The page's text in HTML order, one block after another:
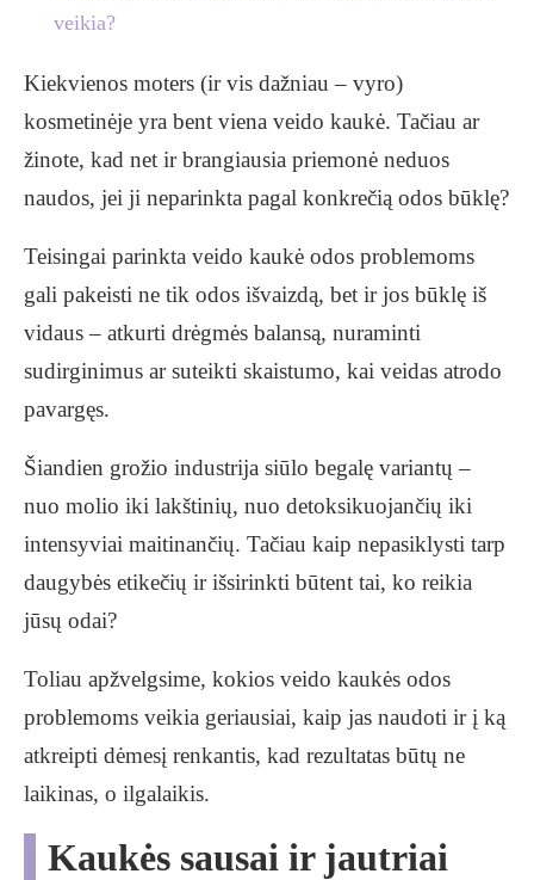
veikia?
Kiekvienos moters (ir vis dažniau – vyro)
kosmetinėje yra bent viena veido kaukė. Tačiau ar
žinote, kad net ir brangiausia priemonė neduos
naudos, jei ji neparinkta pagal konkrečią odos būklę?
Teisingai parinkta veido kaukė odos problemoms
gali pakeisti ne tik odos išvaizdą, bet ir jos būklę iš
vidaus – atkurti drėgmės balansą, nuraminti
sudirginimus ar suteikti skaistumo, kai veidas atrodo
pavargęs.
Šiandien grožio industrija siūlo begalę variantų –
nuo molio iki lakštinių, nuo detoksikuojančių iki
intensyviai maitinančių. Tačiau kaip nepasiklysti tarp
daugybės etikečių ir išsirinkti būtent tai, ko reikia
jūsų odai?
Toliau apžvelgsime, kokios veido kaukės odos
problemoms veikia geriausiai, kaip jas naudoti ir į ką
atkreipti dėmesį renkantis, kad rezultatas būtų ne
laikinas, o ilgalaikis.
Kaukės sausai ir jautriai